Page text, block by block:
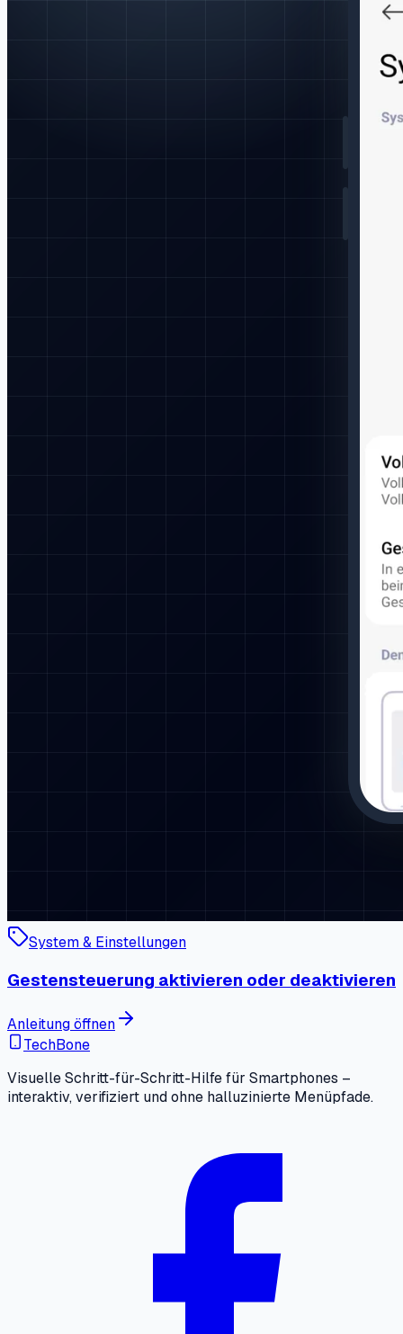
System & Einstellungen
Gestensteuerung aktivieren oder deaktivieren
Anleitung öffnen
TechBone
Visuelle Schritt-für-Schritt-Hilfe für Smartphones –
interaktiv, verifiziert und ohne halluzinierte Menüpfade.